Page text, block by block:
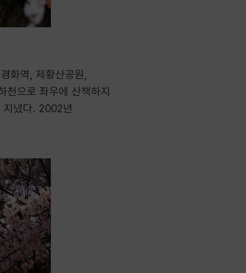
화역, 제황산공원,
으로 좌우에 산책하지
지녔다. 2002년